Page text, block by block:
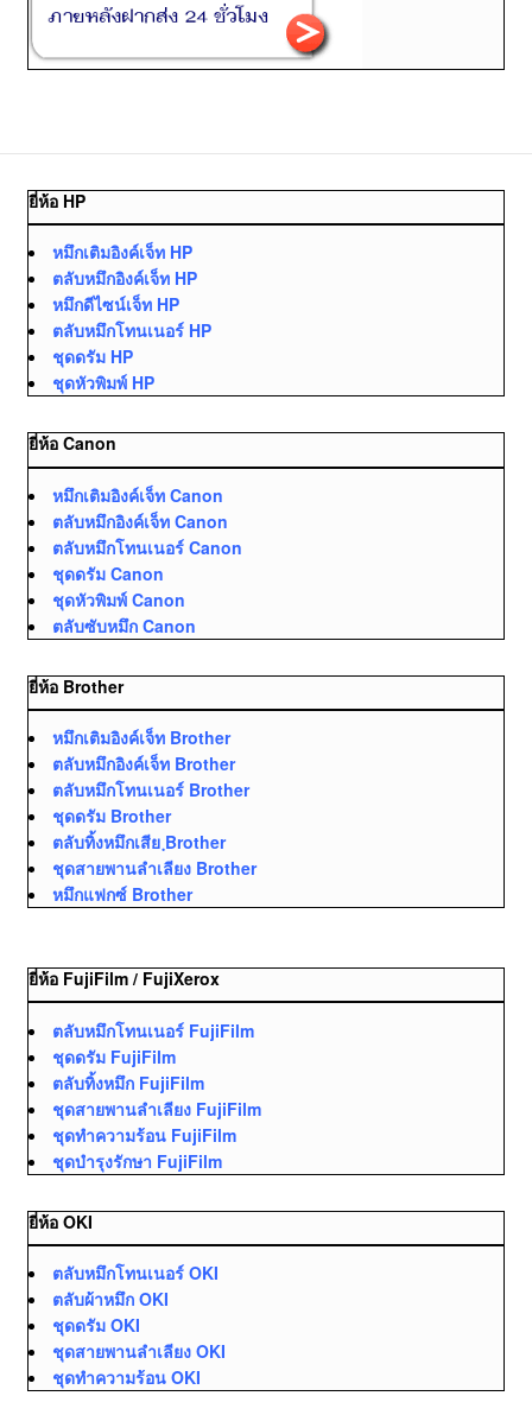
ยี่ห้อ HP
หมึกเติมอิงค์เจ็ท HP
ตลับหมึกอิงค์เจ็ท HP
หมึกดีไซน์เจ็ท HP
ตลับหมึกโทนเนอร์ HP
ชุดดรัม HP
ชุดหัวพิมพ์ HP
ยี่ห้อ Canon
หมึกเติมอิงค์เจ็ท Canon
ตลับหมึกอิงค์เจ็ท Canon
ตลับหมึกโทนเนอร์ Canon
ชุดดรัม Canon
ชุดหัวพิมพ์ Canon
ตลับซับหมึก Canon
ยี่ห้อ Brother
หมึกเติมอิงค์เจ็ท Brother
ตลับหมึกอิงค์เจ็ท Brother
ตลับหมึกโทนเนอร์ Brother
ชุดดรัม Brother
ตลับทิ้งหมึกเสีย ฺBrother
ชุดสายพานลำเลียง Brother
หมึกแฟกซ์ Brother
ยี่ห้อ FujiFilm / FujiXerox
ตลับหมึกโทนเนอร์ FujiFilm
ชุดดรัม FujiFilm
ตลับทิ้งหมึก FujiFilm
ชุดสายพานลำเลียง FujiFilm
ชุดทำความร้อน FujiFilm
ชุดบำรุงรักษา FujiFilm
ยี่ห้อ OKI
ตลับหมึกโทนเนอร์ OKI
ตลับผ้าหมึก OKI
ชุดดรัม OKI
ชุดสายพานลำเลียง OKI
ชุดทำความร้อน OKI